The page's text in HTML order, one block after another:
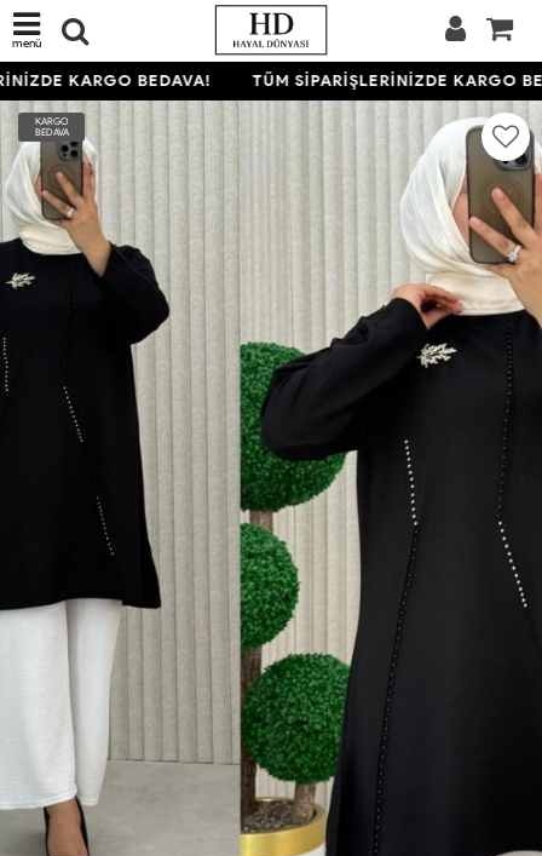
menü
KARGO BEDAVA! TÜM SİPARİŞLERİNİZDE KARGO
KARGO
BEDAVA